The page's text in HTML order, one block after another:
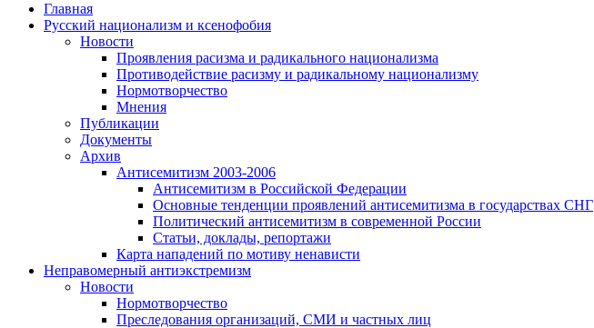
Главная
Русский национализм и ксенофобия
Новости
Проявления расизма и радикального национализма
Противодействие расизму и радикальному национализму
Нормотворчество
Мнения
Публикации
Документы
Архив
Антисемитизм 2003-2006
Антисемитизм в Российской Федерации
Основные тенденции проявлений антисемитизма в государствах СНГ
Политический антисемитизм в современной России
Статьи, доклады, репортажи
Карта нападений по мотиву ненависти
Неправомерный антиэкстремизм
Новости
Нормотворчество
Преследования организаций, СМИ и частных лиц